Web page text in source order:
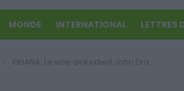
MONDE INTERNATIONAL LETTRES
GHANA: Le vice-président John Dramani Mahama prête serment après la mort de John Atta Mills